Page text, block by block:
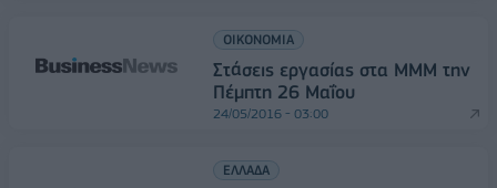
ΟΙΚΟΝΟΜΙΑ
Στάσεις εργασίας στα ΜΜΜ την
Πέμπτη 26 Μαΐου
24/05/2016 - 03:00
ΕΛΛΑΔΑ